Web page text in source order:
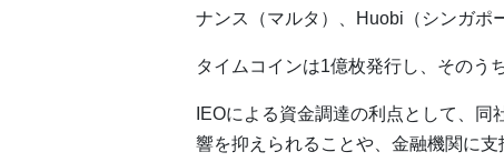
ナンス（マルタ）、Huobi（シンガポ
タイムコインは1億枚発行し、そのう
IEOによる資金調達の利点として、
響を抑えられることや、金融機関に